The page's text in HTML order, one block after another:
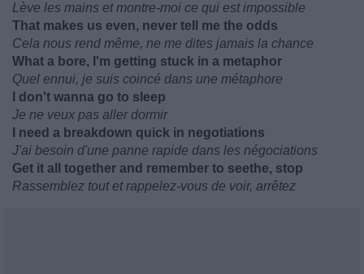
Lève les mains et montre-moi ce qui est impossible
That makes us even, never tell me the odds
Cela nous rend même, ne me dites jamais la chance
What a bore, I'm getting stuck in a metaphor
Quel ennui, je suis coincé dans une métaphore
I don't wanna go to sleep
Je ne veux pas aller dormir
I need a breakdown quick in negotiations
J'ai besoin d'une panne rapide dans les négociations
Get it all together and remember to seethe, stop
Rassemblez tout et rappelez-vous de voir, arrêtez